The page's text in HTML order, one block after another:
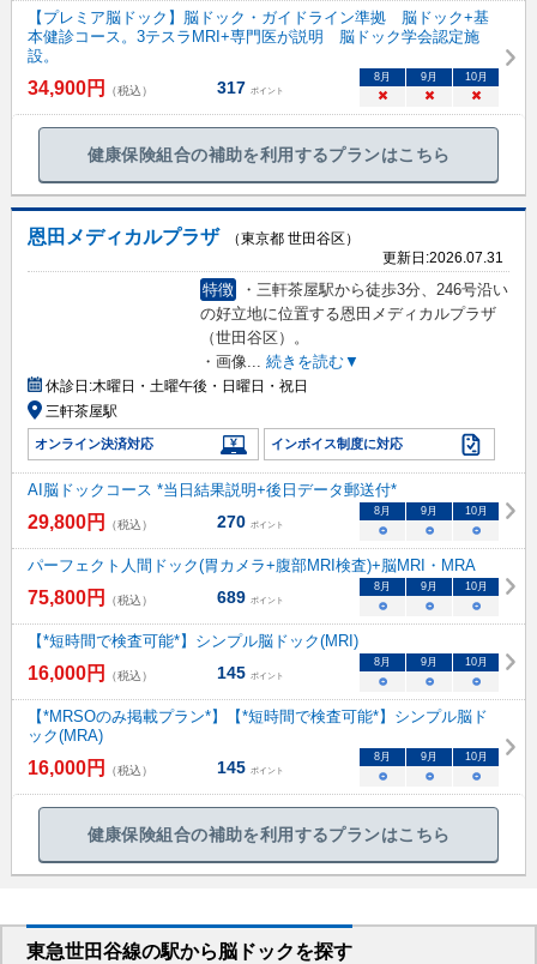
【プレミア脳ドック】脳ドック・ガイドライン準拠 脳ドック+基
本健診コース。3テスラMRI+専門医が説明 脳ドック学会認定施
設。
34,900円 （税込） 317 ポイント
8月 9月 10月
× × ×
健康保険組合の補助を利用するプランはこちら
恩田メディカルプラザ
（東京都 世田谷区）
更新日:2026.07.31
特徴
・三軒茶屋駅から徒歩3分、246号沿い
の好立地に位置する恩田メディカルプラザ
（世田谷区）。
・画像... 続きを読む▼
休診日:木曜日・土曜午後・日曜日・祝日
三軒茶屋駅
オンライン決済対応 インボイス制度に対応
AI脳ドックコース *当日結果説明+後日データ郵送付*
29,800円 （税込） 270 ポイント
8月 9月 10月
○ ○ ○
パーフェクト人間ドック(胃カメラ+腹部MRI検査)+脳MRI・MRA
75,800円 （税込） 689 ポイント
8月 9月 10月
○ ○ ○
【*短時間で検査可能*】シンプル脳ドック(MRI)
16,000円 （税込） 145 ポイント
8月 9月 10月
○ ○ ○
【*MRSOのみ掲載プラン*】【*短時間で検査可能*】シンプル脳ド
ック(MRA)
16,000円 （税込） 145 ポイント
8月 9月 10月
○ ○ ○
健康保険組合の補助を利用するプランはこちら
東急世田谷線の駅から脳ドックを探す